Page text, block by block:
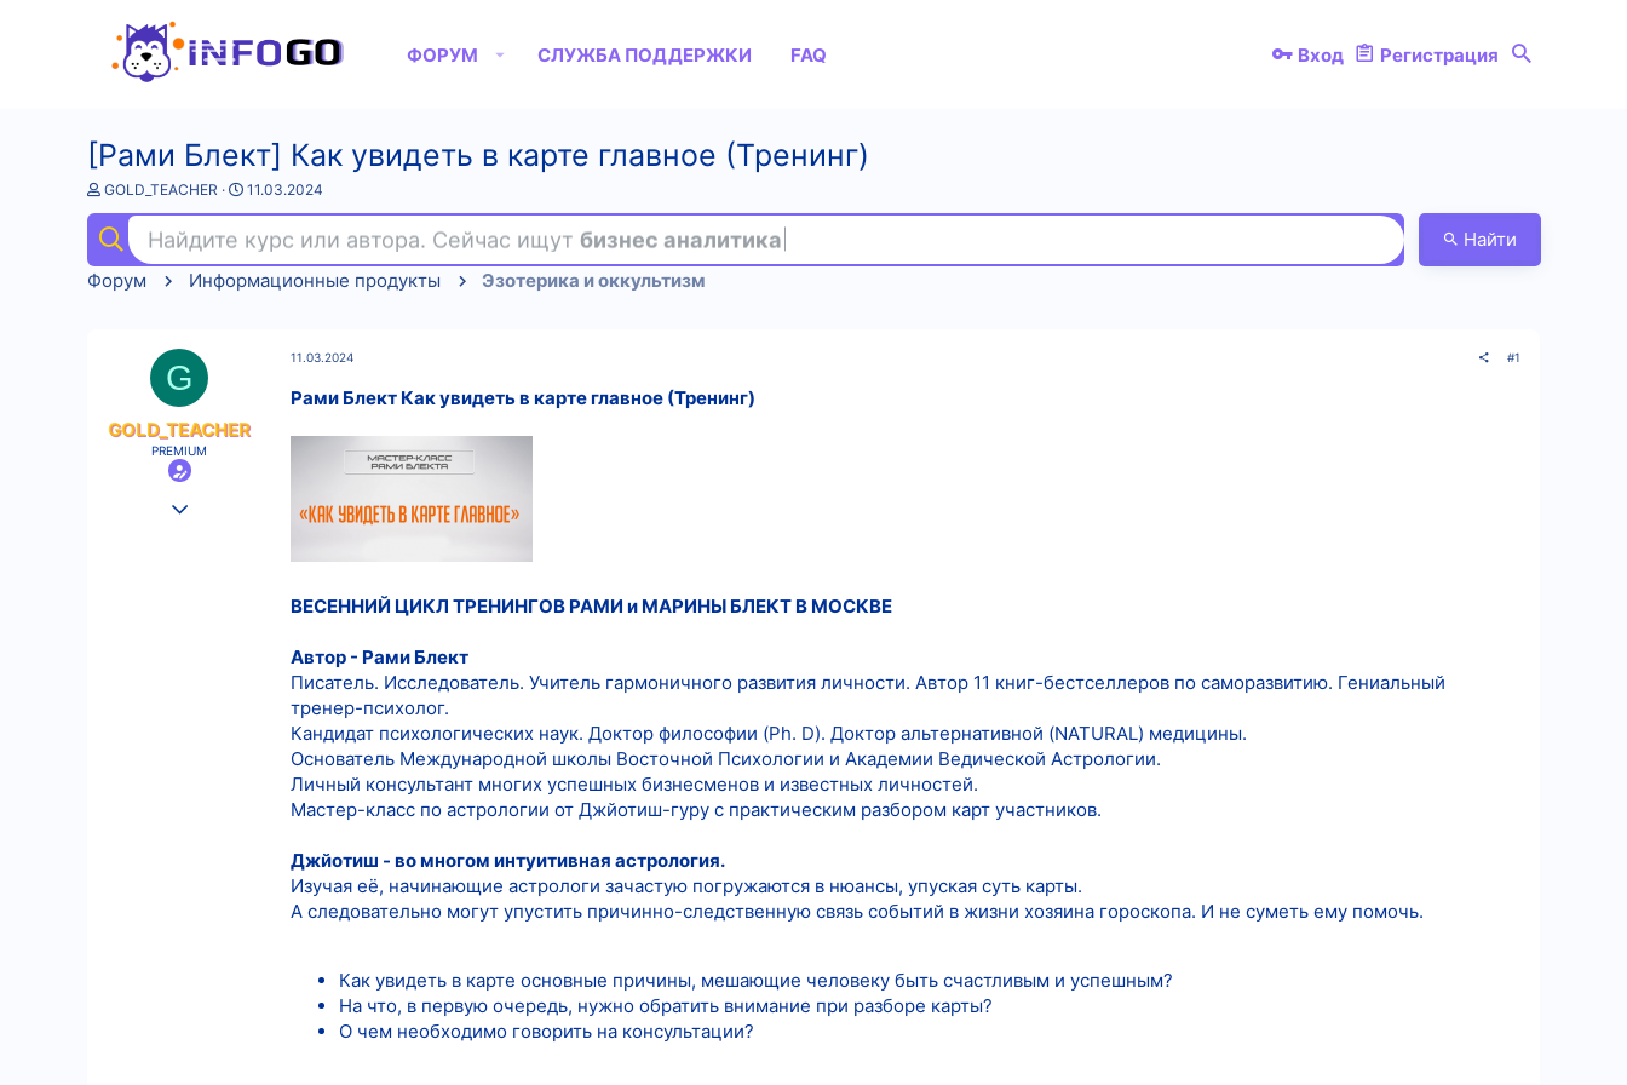
ФОРУМ СЛУЖБА ПОДДЕРЖКИ FAQ Вход Регистрация
[Рами Блект] Как увидеть в карте главное (Тренинг)
А
т
о
р
т
GOLD_TEACHER
Д
а
н
а
11.03.2024
Найдите курс или автора. Сейчас ищут бизнес аналитика
Найти
Форум
Информационные продукты Эзотерика и оккультизм
G
GOLD_TEACHER
PREMIUM
11.03.2024 #1
Рами Блект Как увидеть в карте главное (Тренинг)
ВЕСЕННИЙ ЦИКЛ ТРЕНИНГОВ РАМИ и МАРИНЫ БЛЕКТ В МОСКВЕ
Автор - Рами Блект
Писатель. Исследователь. Учитель гармоничного развития личности. Автор 11 книг-бестселлеров по саморазвитию. Гениальный
тренер-психолог.
Кандидат психологических наук. Доктор философии (Ph. D). Доктор альтернативной (NATURAL) медицины.
Основатель Международной школы Восточной Психологии и Академии Ведической Астрологии.
Личный консультант многих успешных бизнесменов и известных личностей.
Мастер-класс по астрологии от Джйотиш-гуру с практическим разбором карт участников.
Джйотиш - во многом интуитивная астрология.
Изучая её, начинающие астрологи зачастую погружаются в нюансы, упуская суть карты.
А следовательно могут упустить причинно-следственную связь событий в жизни хозяина гороскопа. И не суметь ему помочь.
Как увидеть в карте основные причины, мешающие человеку быть счастливым и успешным?
На что, в первую очередь, нужно обратить внимание при разборе карты?
О чем необходимо говорить на консультации?